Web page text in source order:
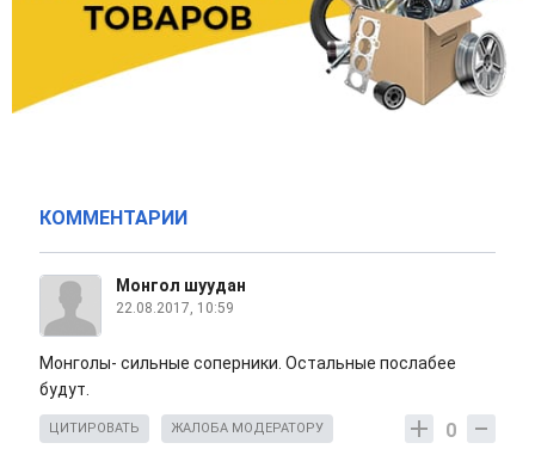
КОММЕНТАРИИ
Монгол шуудан
22.08.2017, 10:59
Монголы- сильные соперники. Остальные послабее
будут.
0
ЦИТИРОВАТЬ ЖАЛОБА МОДЕРАТОРУ